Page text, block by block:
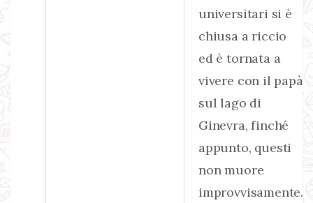
universitari si è
chiusa a riccio
ed è tornata a
vivere con il papà
sul lago di
Ginevra, finché
appunto, questi
non muore
improvvisamente.